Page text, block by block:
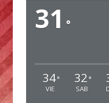
31 °
34°
VIE
32 °
SAB